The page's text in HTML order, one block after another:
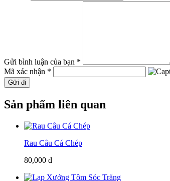
Gửi bình luận của bạn *
Mã xác nhận *
Gửi đi
Sản phẩm liên quan
Rau Câu Cá Chép
80,000 đ